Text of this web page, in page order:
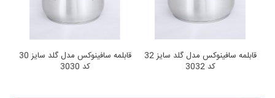
قابلمه سافینوکس مدل گلد سایز 30
کد 3030
قابلمه سافینوکس مدل گلد سایز 32
کد 3032